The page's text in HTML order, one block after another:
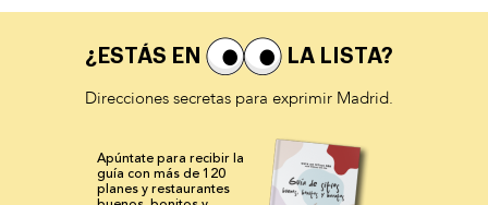
¿ESTÁS EN
LA LISTA?
Direcciones secretas para exprimir Madrid.
Apúntate para recibir la
guía con más de 120
planes y restaurantes